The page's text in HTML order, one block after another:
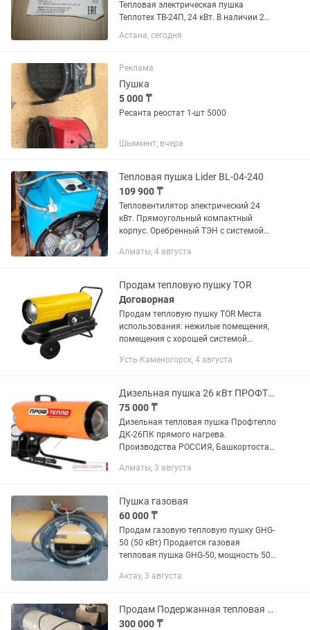
Тепловая электрическая пушка
Теплотех ТВ-24П, 24 кВт. В наличии 2
шт. 1 новый
Астана, сегодня
Реклама
Пушка
5 000 ₸
Ресанта реостат 1-шт 5000
Шымкент, вчера
Тепловая пушка Lider BL-04-240
109 900 ₸
Тепловентилятор электрический 24
кВт. Прямоугольный компактный
корпус. Оребренный ТЭН с системой
хорошем состоянии. Напряжение 380В
Алматы, 4 августа
Продам тепловую пушку TOR
Договорная
Продам тепловую пушку TOR Места
использования: нежилые помещения,
помещения с хорошей системой
строительные площадки (сушка бетона
Усть-Каменогорск, 4 августа
Дизельная пушка 26 кВт ПРОФТЕПЛО РОССИЯ колорифер, обогреватель
75 000 ₸
Дизельная тепловая пушка Профтепло
ДК-26ПК прямого нагрева.
Производства РОССИЯ, Башкортостан.
перегрева; бак 2 канистры по 5
Алматы, 3 августа
Пушка газовая
60 000 ₸
Продам газовую тепловую пушку GHG-
50 (50 кВт) Продается газовая
тепловая пушка GHG-50, мощность 50
производительность 1400 м³/ч.
гаражей,...
Актау, 3 августа
Продам Подержанная тепловая пушка
300 000 ₸